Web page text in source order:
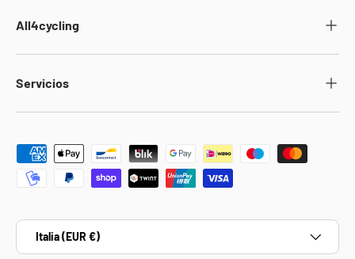
All4cycling
Servicios
Formas de pago aceptadas
País/Región
Italia (EUR €)